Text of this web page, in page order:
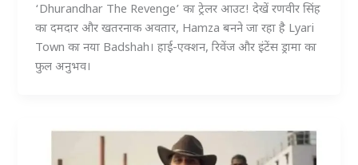
‘Dhurandhar The Revenge’ का ट्रेलर आउट! देखें रणवीर सिंह
का दमदार और खतरनाक अवतार, Hamza बनने जा रहा है Lyari
Town का नया Badshah। हाई-एक्शन, रिवेंज और इंटेंस ड्रामा का
फुल अनुभव।